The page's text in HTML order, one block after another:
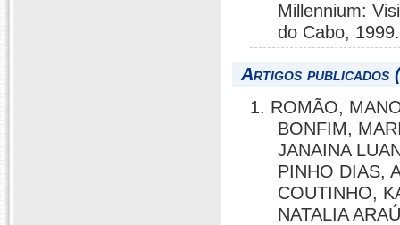
Millennium:
do Cabo, 1999.
Artigos publicados
1. ROMÃO,
BONFIM,
JANAINA
PINHO DIAS,
COUTINHO,
NATALIA